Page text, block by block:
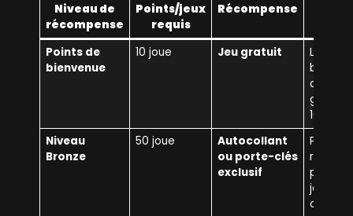
Niveau de
récompense
Points/jeux
requis
Récompense
Points de
bienvenue
10 joue Jeu gratuit
Les
d'un jeu
gratuit
10 jeux.
Niveau
Bronze
50 joue
Autocollant
ou porte-clés
exclusif
pour les
joueurs